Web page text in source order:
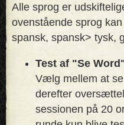
Alle sprog er
ovenstående sprog
spansk, spansk> tysk,
Test af "Se
Vælg mellem at
derefter
sessionen på 20